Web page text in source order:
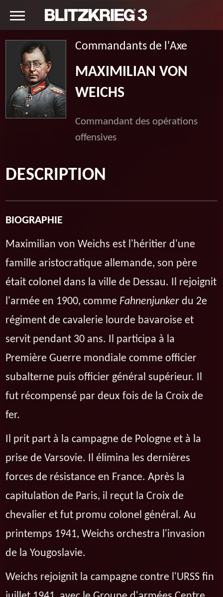
Commandants de l'Axe
MAXIMILIAN VON
WEICHS
Commandant des opérations
offensives
DESCRIPTION
BIOGRAPHIE
Maximilian von Weichs est l'héritier d'une
famille aristocratique allemande, son père
était colonel dans la ville de Dessau. Il rejoignit
l'armée en 1900, comme Fahnenjunker du 2e
régiment de cavalerie lourde bavaroise et
servit pendant 30 ans. Il participa à la
Première Guerre mondiale comme officier
subalterne puis officier général supérieur. Il
fut récompensé par deux fois de la Croix de
fer.
Il prit part à la campagne de Pologne et à la
prise de Varsovie. Il élimina les dernières
forces de résistance en France. Après la
capitulation de Paris, il reçut la Croix de
chevalier et fut promu colonel général. Au
printemps 1941, Weichs orchestra l'invasion
de la Yougoslavie.
Weichs rejoignit la campagne contre l'URSS fin